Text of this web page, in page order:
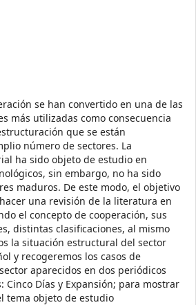
se han convertido en una de las
más utilizadas como consecuencia
que se están
número de sectores. La
ha sido objeto de estudio en
sin embargo, no ha sido
maduros. De este modo, el objetivo
una revisión de la literatura en
el concepto de cooperación, sus
distintas clasificaciones, al mismo
la situación estructural del sector
y recogeremos los casos de
aparecidos en dos periódicos
Cinco Días y Expansión; para mostrar
tema objeto de estudio